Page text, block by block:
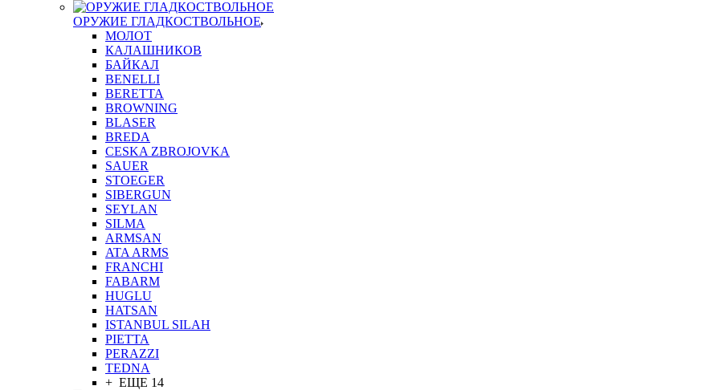
ОРУЖИЕ ГЛАДКОСТВОЛЬНОЕ
МОЛОТ
КАЛАШНИКОВ
БАЙКАЛ
BENELLI
BERETTA
BROWNING
BLASER
BREDA
CESKA ZBROJOVKA
SAUER
STOEGER
SIBERGUN
SEYLAN
SILMA
ARMSAN
ATA ARMS
FRANCHI
FABARM
HUGLU
HATSAN
ISTANBUL SILAH
PIETTA
PERAZZI
TEDNA
+ ЕЩЕ 14